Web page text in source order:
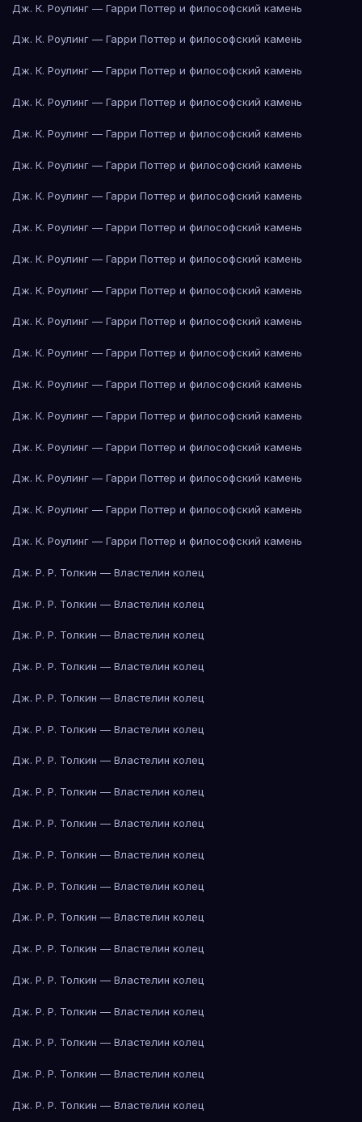
Дж. К. Роулинг — Гарри Поттер и философский камень
Дж. К. Роулинг — Гарри Поттер и философский камень
Дж. К. Роулинг — Гарри Поттер и философский камень
Дж. К. Роулинг — Гарри Поттер и философский камень
Дж. К. Роулинг — Гарри Поттер и философский камень
Дж. К. Роулинг — Гарри Поттер и философский камень
Дж. К. Роулинг — Гарри Поттер и философский камень
Дж. К. Роулинг — Гарри Поттер и философский камень
Дж. К. Роулинг — Гарри Поттер и философский камень
Дж. К. Роулинг — Гарри Поттер и философский камень
Дж. К. Роулинг — Гарри Поттер и философский камень
Дж. К. Роулинг — Гарри Поттер и философский камень
Дж. К. Роулинг — Гарри Поттер и философский камень
Дж. К. Роулинг — Гарри Поттер и философский камень
Дж. К. Роулинг — Гарри Поттер и философский камень
Дж. К. Роулинг — Гарри Поттер и философский камень
Дж. К. Роулинг — Гарри Поттер и философский камень
Дж. К. Роулинг — Гарри Поттер и философский камень
Дж. Р. Р. Толкин — Властелин колец
Дж. Р. Р. Толкин — Властелин колец
Дж. Р. Р. Толкин — Властелин колец
Дж. Р. Р. Толкин — Властелин колец
Дж. Р. Р. Толкин — Властелин колец
Дж. Р. Р. Толкин — Властелин колец
Дж. Р. Р. Толкин — Властелин колец
Дж. Р. Р. Толкин — Властелин колец
Дж. Р. Р. Толкин — Властелин колец
Дж. Р. Р. Толкин — Властелин колец
Дж. Р. Р. Толкин — Властелин колец
Дж. Р. Р. Толкин — Властелин колец
Дж. Р. Р. Толкин — Властелин колец
Дж. Р. Р. Толкин — Властелин колец
Дж. Р. Р. Толкин — Властелин колец
Дж. Р. Р. Толкин — Властелин колец
Дж. Р. Р. Толкин — Властелин колец
Дж. Р. Р. Толкин — Властелин колец